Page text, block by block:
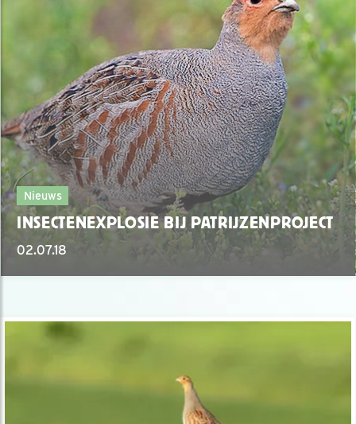
Nieuws
INSECTENEXPLOSIE BIJ PATRIJZENPROJECT
02.07.18